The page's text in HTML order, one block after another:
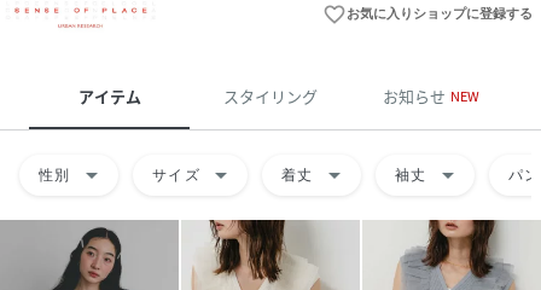
favorite_borderお気に入りショップに登録する
アイテム スタイリング お知らせ NEW
性別 arrow_drop_down サイズ arrow_drop_down 着丈 arrow_drop_down 袖丈 arrow_drop_down パ